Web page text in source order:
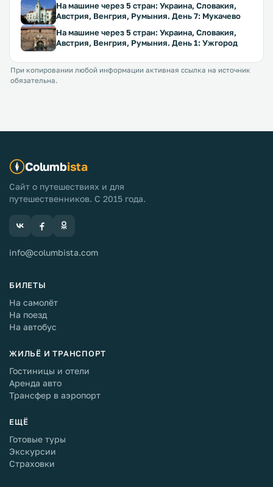
На машине через 5 стран: Украина, Словакия,
Австрия, Венгрия, Румыния. День 7: Мукачево
На машине через 5 стран: Украина, Словакия,
Австрия, Венгрия, Румыния. День 1: Ужгород
При копировании любой информации активная ссылка на источник
обязательна.
Columbista
Сайт о путешествиях и для
путешественников. С 2015 года.
info@columbista.com
БИЛЕТЫ
На самолёт
На поезд
На автобус
ЖИЛЬЁ И ТРАНСПОРТ
Гостиницы и отели
Аренда авто
Трансфер в аэропорт
ЕЩЁ
Готовые туры
Экскурсии
Страховки